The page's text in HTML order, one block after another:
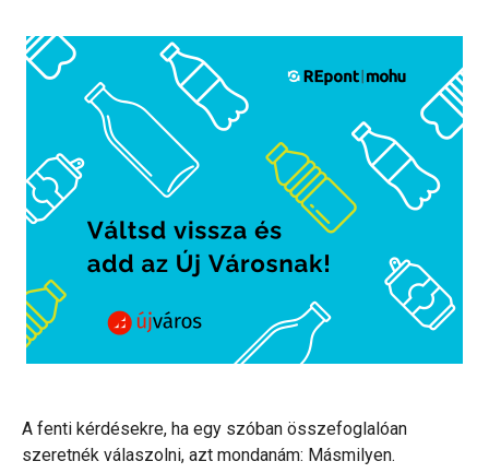
A fenti kérdésekre, ha egy szóban összefoglalóan
szeretnék válaszolni, azt mondanám: Másmilyen.